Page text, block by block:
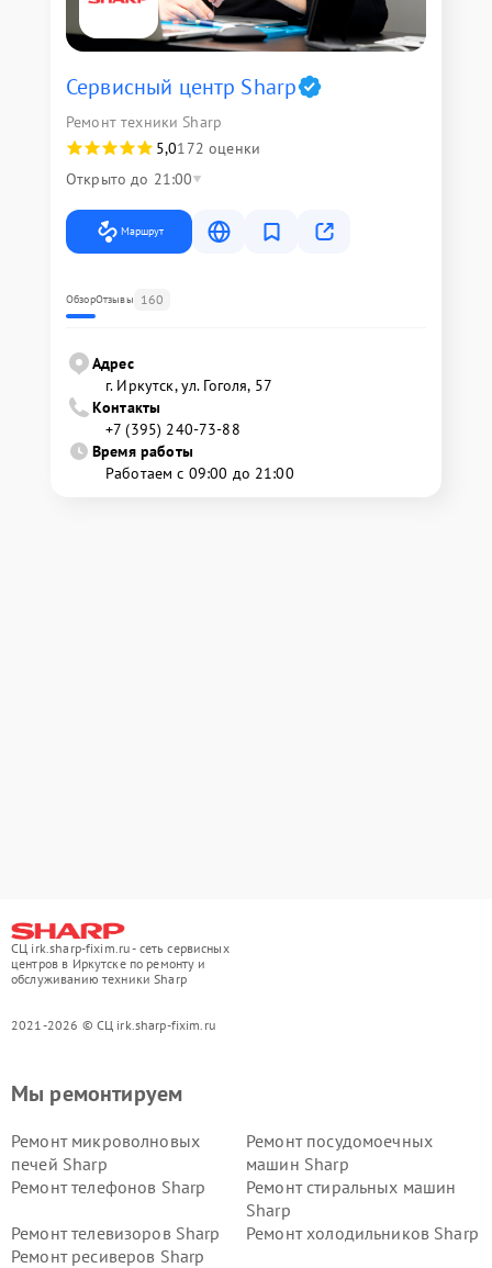
Сервисный центр Sharp
Ремонт техники Sharp
5,0172 оценки
Открыто до 21:00
Маршрут
ОбзорОтзывы 160
Адрес
г. Иркутск, ул. ​Гоголя, 57
Контакты
+7 (395) 240-73-88
Время работы
Работаем с 09:00 до 21:00
СЦ irk.sharp-fixim.ru - сеть сервисных
центров в Иркутске по ремонту и
обслуживанию техники Sharp
2021-2026 © СЦ irk.sharp-fixim.ru
Мы ремонтируем
Ремонт микроволновых
печей Sharp
Ремонт посудомоечных
машин Sharp
Ремонт телефонов Sharp
Ремонт стиральных машин
Sharp
Ремонт телевизоров Sharp
Ремонт холодильников Sharp
Ремонт ресиверов Sharp